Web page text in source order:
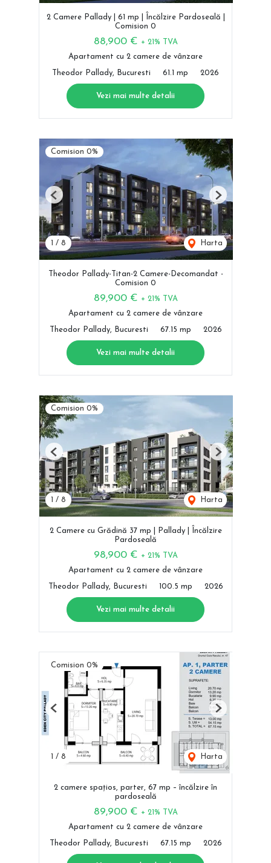
2 Camere Pallady | 61 mp | Încălzire Pardoseală |
Comision 0
88,900 € + 21% TVA
Apartament cu 2 camere de vânzare
Theodor Pallady, Bucuresti 61.1 mp 2026
Vezi mai multe detalii
Comision 0%
/ 8 Harta
Previous Next
Theodor Pallady-Titan-2 Camere-Decomandat -
Comision 0
89,900 € + 21% TVA
Apartament cu 2 camere de vânzare
Theodor Pallady, Bucuresti 67.15 mp 2026
Vezi mai multe detalii
Comision 0%
1 / 8 Harta
Previous Next
2 Camere cu Grădină 37 mp | Pallady | Încălzire
Pardoseală
98,900 € + 21% TVA
Apartament cu 2 camere de vânzare
Theodor Pallady, Bucuresti 100.5 mp 2026
Vezi mai multe detalii
Comision 0%
1 / 8 Harta
Previous Next
2 camere spațios, parter, 67 mp – încălzire în
pardoseală
89,900 € + 21% TVA
Apartament cu 2 camere de vânzare
Theodor Pallady, Bucuresti 67.15 mp 2026